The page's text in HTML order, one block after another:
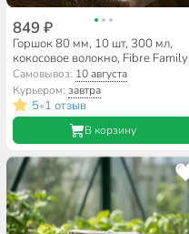
849 ₽
Горшок 80 мм, 10 шт, 300 мл,
кокосовое волокно, Fibre Family
Самовывоз: 10 августа
Курьером:завтра
5•1 отзыв
В корзину